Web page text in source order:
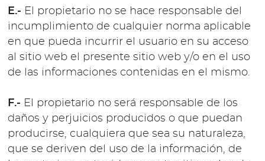
E.- El propietario no se hace responsable del
incumplimiento de cualquier norma aplicable
en que pueda incurrir el usuario en su acceso
al sitio web el presente sitio web y/o en el uso
de las informaciones contenidas en el mismo.
F.- El propietario no será responsable de los
daños y perjuicios producidos o que puedan
producirse, cualquiera que sea su naturaleza,
que se deriven del uso de la información, de